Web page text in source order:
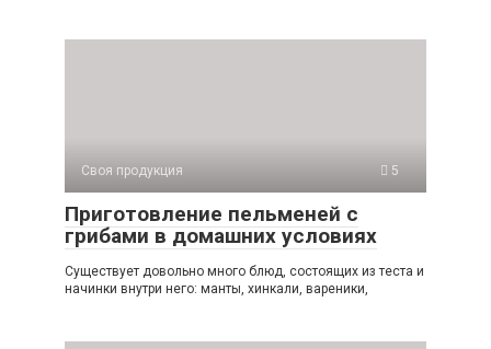
Своя продукция 5
Приготовление пельменей с
грибами в домашних условиях
Существует довольно много блюд, состоящих из теста и
начинки внутри него: манты, хинкали, вареники,